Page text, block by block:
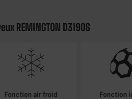
REMINGTON D3190S
Fonction air froid Fonction